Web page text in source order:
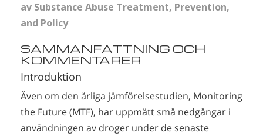
av Substance Abuse Treatment, Prevention,
and Policy
SAMMANFATTNING OCH
KOMMENTARER
Introduktion
Även om den årliga jämförelsestudien, Monitoring
the Future (MTF), har uppmätt små nedgångar i
användningen av droger under de senaste